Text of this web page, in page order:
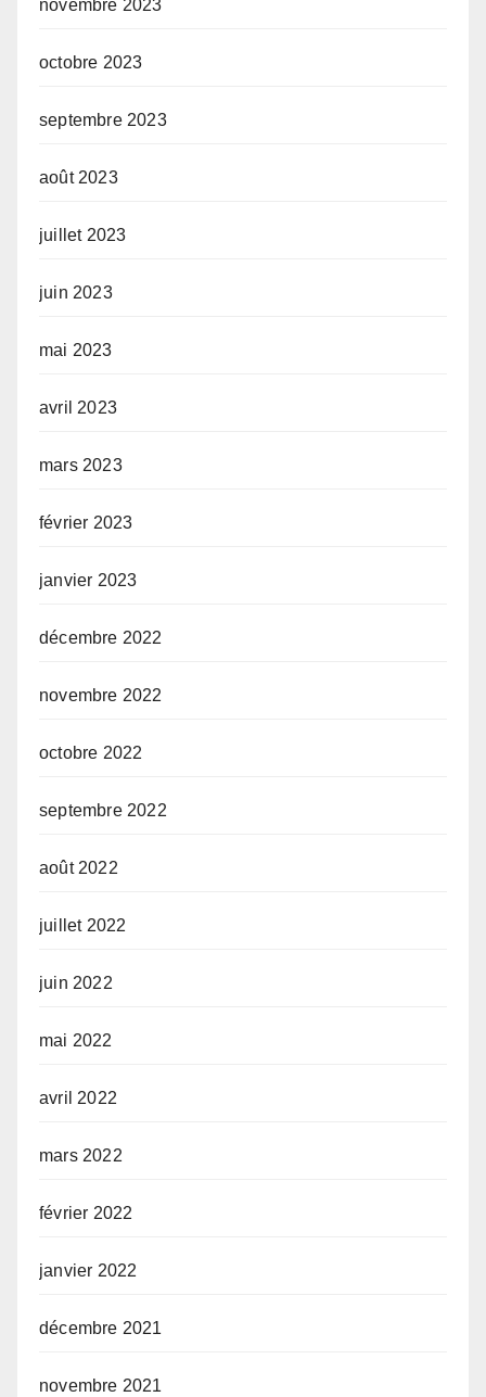
novembre 2023
octobre 2023
septembre 2023
août 2023
juillet 2023
juin 2023
mai 2023
avril 2023
mars 2023
février 2023
janvier 2023
décembre 2022
novembre 2022
octobre 2022
septembre 2022
août 2022
juillet 2022
juin 2022
mai 2022
avril 2022
mars 2022
février 2022
janvier 2022
décembre 2021
novembre 2021